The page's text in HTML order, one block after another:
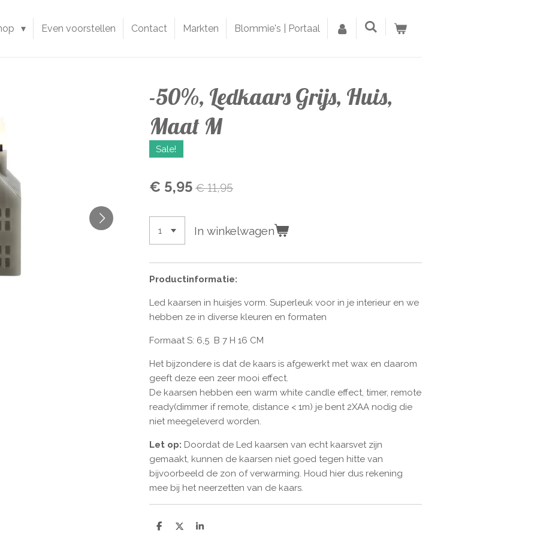
Even voorstellen Contact Markten Blommie's | Portaal
-50%, Ledkaars Grijs, Huis,
Maat M
Sale!
€ 5,95 € 11,95
In winkelwagen
Productinformatie:
Led kaarsen in huisjes vorm. Superleuk voor in je interieur en we
hebben ze in diverse kleuren en formaten
Formaat S: 6,5 B 7 H 16 CM
Het bijzondere is dat de kaars is afgewerkt met wax en daarom
geeft deze een zeer mooi effect.
De kaarsen hebben een warm white candle effect, timer, remote
ready(dimmer if remote, distance < 1m) je bent 2XAA nodig die
niet meegeleverd worden.
Let op: Doordat de Led kaarsen van echt kaarsvet zijn
gemaakt, kunnen de kaarsen niet goed tegen hitte van
bijvoorbeeld de zon of verwarming. Houd hier dus rekening
mee bij het neerzetten van de kaars.
D
D
S